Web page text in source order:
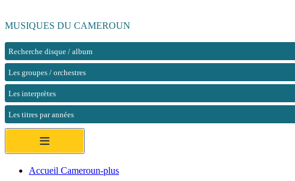
MUSIQUES DU CAMEROUN
Recherche disque / album
Les groupes / orchestres
Les interprètes
Les titres par années
≡
Accueil Cameroun-plus